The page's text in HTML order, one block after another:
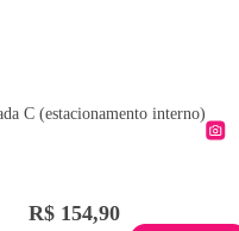
C (estacionamento interno)
R$ 154,90